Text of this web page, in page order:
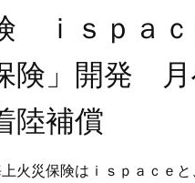
ｉｓｐａｃ
険」開発
陸補償
火災保険はｉｓｐａｃｅ